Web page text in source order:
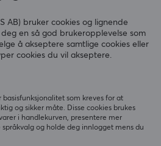
VIS MER
AB) bruker cookies og lignende
en så god brukeropplevelse som
å akseptere samtlige cookies eller
cookies du vil akseptere.
som kreves for at
og sikker måte. Disse cookies brukes
i handlekurven, presentere mer
og holde deg innlogget mens du